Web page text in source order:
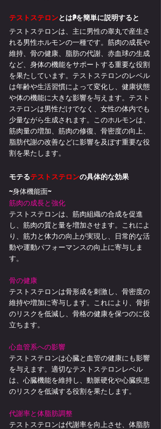
テストステロンとは?を簡単に説明すると
テストステロンは、主に男性の睾丸で産生さ
れる男性ホルモンの一種です。筋肉の成長や
維持、骨の健康、脂肪の代謝、赤血球の生成
など、身体の機能をサポートする重要な役割
を果たしています。テストステロンのレベル
は年齢や生活習慣によって変化し、健康状態
や体の機能に大きな影響を与えます。テスト
ステロンは男性だけでなく、女性の体内でも
少量ながら生成されます。このホルモンは、
筋肉量の増加、筋肉の修復、骨密度の向上、
脂肪代謝の改善などに影響を及ぼす重要な役
割を果たします。
モテるテストステロンの具体的な効果
~身体機能面~
筋肉の成長と強化
テストステロンは、筋肉組織の合成を促進
し、筋肉の質と量を増加させます。これによ
り、筋力と体力の向上が実現し、日常的な活
動や運動パフォーマンスの向上に寄与しま
す。
骨の健康
テストステロンは骨形成を刺激し、骨密度の
維持や増加に寄与します。これにより、骨折
のリスクを低減し、骨格の健康を保つのに役
立ちます。
心血管系への影響
テストステロンは心臓と血管の健康にも影響
を与えます。適切なテストステロンレベル
は、心臓機能を維持し、動脈硬化や心臓疾患
のリスクを低減する役割を果たします。
代謝率と体脂肪調整
テストステロンは代謝率を向上させ、体脂肪